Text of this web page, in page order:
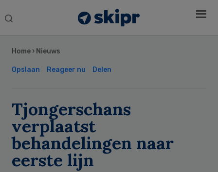
Search
Home › Nieuws
Opslaan Reageer nu Delen
Tjongerschans
verplaatst
behandelingen naar
eerste lijn
Sidebar